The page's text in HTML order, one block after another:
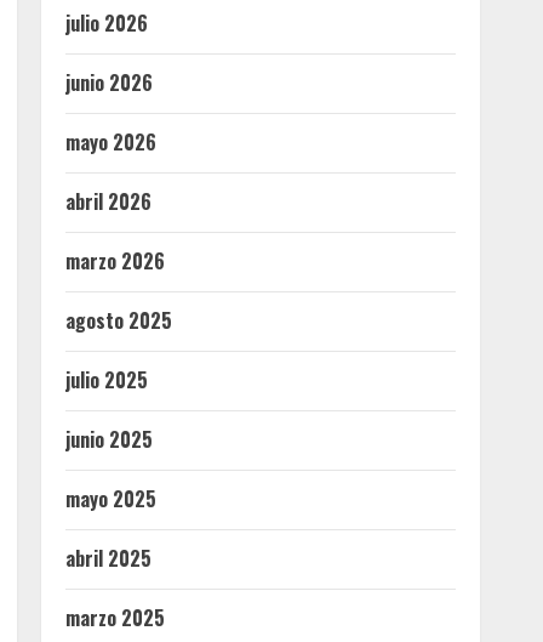
julio 2026
junio 2026
mayo 2026
abril 2026
marzo 2026
agosto 2025
julio 2025
junio 2025
mayo 2025
abril 2025
marzo 2025